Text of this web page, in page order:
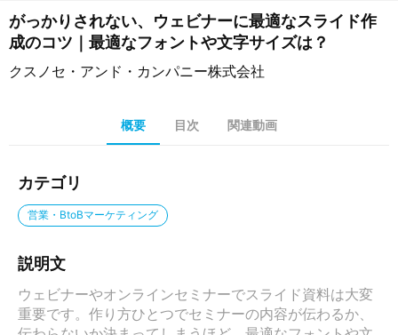
がっかりされない、ウェビナーに最適なスライド作
成のコツ｜最適なフォントや文字サイズは？
クスノセ・アンド・カンパニー株式会社
概要 目次 関連動画
カテゴリ
営業・BtoBマーケティング
説明文
ウェビナーやオンラインセミナーでスライド資料は大変
重要です。作り方ひとつでセミナーの内容が伝わるか、